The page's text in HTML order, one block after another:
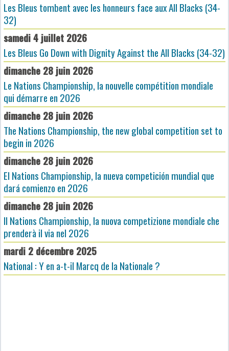
Les Bleus tombent avec les honneurs face aux All Blacks (34-
32)
samedi 4 juillet 2026
Les Bleus Go Down with Dignity Against the All Blacks (34-32)
dimanche 28 juin 2026
Le Nations Championship, la nouvelle compétition mondiale
qui démarre en 2026
dimanche 28 juin 2026
The Nations Championship, the new global competition set to
begin in 2026
dimanche 28 juin 2026
El Nations Championship, la nueva competición mundial que
dará comienzo en 2026
dimanche 28 juin 2026
Il Nations Championship, la nuova competizione mondiale che
prenderà il via nel 2026
mardi 2 décembre 2025
National : Y en a-t-il Marcq de la Nationale ?